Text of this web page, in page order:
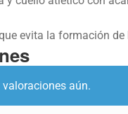
evita la formación
valoraciones aún.